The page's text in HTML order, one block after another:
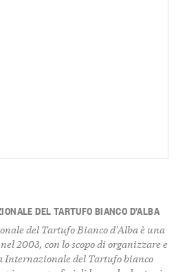
DEL TARTUFO BIANCO D’ALBA
del Tartufo Bianco d'Alba è una
2003, con lo scopo di organizzare e
Internazionale del Tartufo bianco